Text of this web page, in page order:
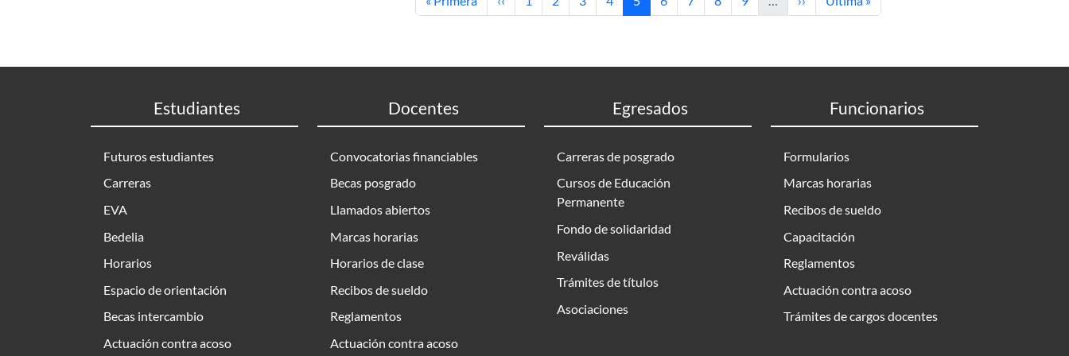
Estudiantes
Futuros estudiantes
Carreras
EVA
Bedelia
Horarios
Espacio de orientación
Becas intercambio
Actuación contra acoso
Docentes
Convocatorias financiables
Becas posgrado
Llamados abiertos
Marcas horarias
Horarios de clase
Recibos de sueldo
Reglamentos
Actuación contra acoso
Egresados
Carreras de posgrado
Cursos de Educación
Permanente
Fondo de solidaridad
Reválidas
Trámites de títulos
Asociaciones
Funcionarios
Formularios
Marcas horarias
Recibos de sueldo
Capacitación
Reglamentos
Actuación contra acoso
Trámites de cargos docentes